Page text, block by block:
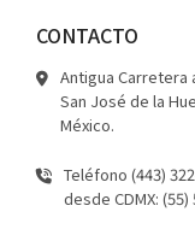
CONTACTO
Antigua Carretera
San José de la
México.
Teléfono (443)
desde CDMX: (55)